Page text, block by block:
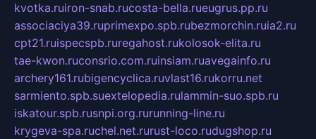
kvotka.ruiron-snab.rucosta-bella.rueugrus.pp.ru
associaciya39.ruprimexpo.spb.rubezmorchin.ruia2.ru
cpt21.ruispecspb.ruregahost.rukolosok-elita.ru
tae-kwon.ruconsrio.com.ruinsiam.ruavegainfo.ru
archery161.rubigencyclica.ruvlast16.rukorru.net
sarmiento.spb.suextelopedia.rulammin-suo.spb.ru
iskatour.spb.rusnpi.org.rurunning-line.ru
krygeva-spa.ruchel.net.rurust-loco.rudugshop.ru